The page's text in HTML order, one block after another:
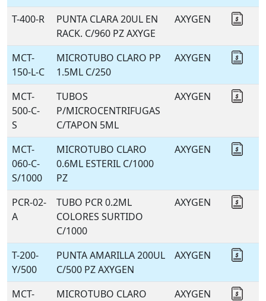
T-400-R
PUNTA CLARA 20UL EN
RACK. C/960 PZ AXYGE
AXYGEN
MCT-
150-L-C
MICROTUBO CLARO PP
1.5ML C/250
AXYGEN
MCT-
500-C-
S
TUBOS
P/MICROCENTRIFUGAS
C/TAPON 5ML
AXYGEN
MCT-
060-C-
S/1000
MICROTUBO CLARO
0.6ML ESTERIL C/1000
PZ
AXYGEN
PCR-02-
A
TUBO PCR 0.2ML
COLORES SURTIDO
C/1000
AXYGEN
T-200-
Y/500
PUNTA AMARILLA 200UL
C/500 PZ AXYGEN
AXYGEN
MCT-
MICROTUBO CLARO
AXYGEN